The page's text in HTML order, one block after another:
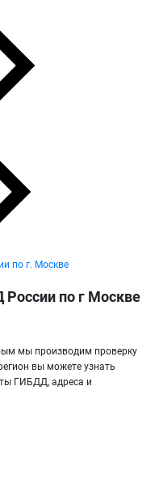
по г. Москве
по г Москве
мы производим проверку
вы можете узнать
ГИБДД, адреса и